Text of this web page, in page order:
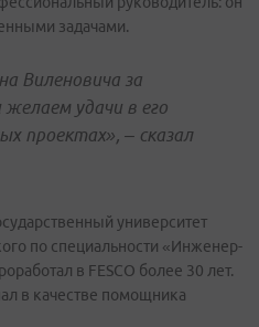
задачами.
Виленовича за
удачи в его
проектах», – сказал
университет
по специальности «Инженер-
в FESCO более 30 лет.
в качестве помощника